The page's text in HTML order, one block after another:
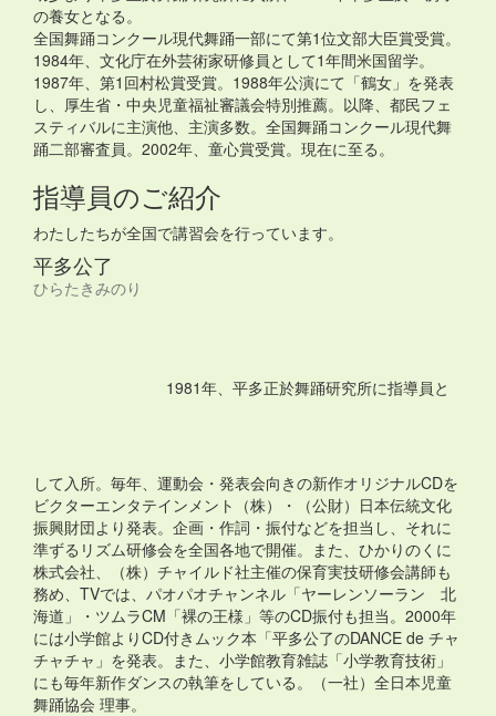
の養女となる。
全国舞踊コンクール現代舞踊一部にて第1位文部大臣賞受賞。
1984年、文化庁在外芸術家研修員として1年間米国留学。
1987年、第1回村松賞受賞。1988年公演にて「鶴女」を発表
し、厚生省・中央児童福祉審議会特別推薦。以降、都民フェ
スティバルに主演他、主演多数。全国舞踊コンクール現代舞
踊二部審査員。2002年、童心賞受賞。現在に至る。
指導員のご紹介
わたしたちが全国で講習会を行っています。
平多公了
ひらたきみのり
1981年、平多正於舞踊研究所に指導員と
して入所。毎年、運動会・発表会向きの新作オリジナルCDを
ビクターエンタテインメント（株）・（公財）日本伝統文化
振興財団より発表。企画・作詞・振付などを担当し、それに
準ずるリズム研修会を全国各地で開催。また、ひかりのくに
株式会社、（株）チャイルド社主催の保育実技研修会講師も
務め、TVでは、パオパオチャンネル「ヤーレンソーラン 北
海道」・ツムラCM「裸の王様」等のCD振付も担当。2000年
には小学館よりCD付きムック本「平多公了のDANCE de チャ
チャチャ」を発表。また、小学館教育雑誌「小学教育技術」
にも毎年新作ダンスの執筆をしている。（一社）全日本児童
舞踊協会 理事。